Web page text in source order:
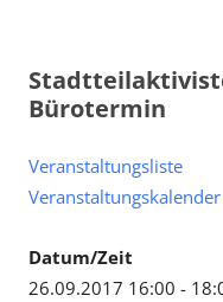
Bürotermin
Veranstaltungsliste
Veranstaltungskalender
Datum/Zeit
26.09.2017 16:00 -